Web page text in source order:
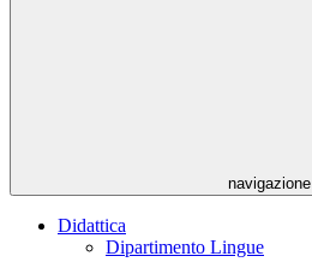
navigazione
Didattica
Dipartimento Lingue